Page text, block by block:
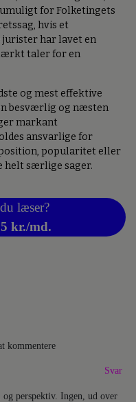
for Folketingets
hvis et
jurister har lavet en
taler for en
og mest effektive
besværlig og næsten
markant
ansvarlige for
popularitet eller
helt særlige sager.
læser?
kr./md.
kommentere
perspektiv. Ingen, ud over
Svar